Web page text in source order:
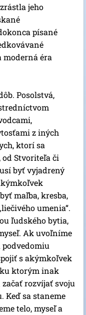
jeho
písané
moderná éra
Posolstvá,
z iných
ktorí sa
od Stvoriteľa či
byť vyjadrený
maľba, kresba,
umenia“.
ľudského bytia,
Ak uvoľníme
podvedomiu
s akýmkoľvek
ktorým inak
rozvíjať svoju
Keď sa staneme
telo, myseľ a